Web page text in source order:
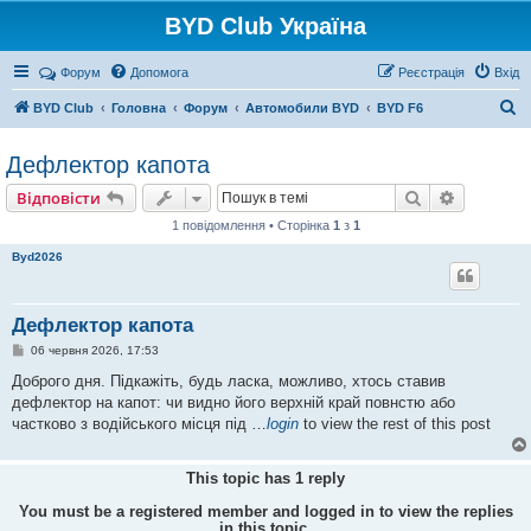
BYD Club Україна
Форум Допомога Вхід
Реєстрація
BYD Club Головна Форум Автомобили BYD BYD F6
Дефлектор капота
Відповісти
Відповісти Пошук
1 повідомлення • Сторінка 1 з 1
Byd2026
Дефлектор капота
П
в
д
о
е
я
06 червня 2026, 17:53
Доброго дня. Підкажіть, будь ласка, можливо, хтось ставив
дефлектор на капот: чи видно його верхній край повнстю або
частково з водійського місця під …login to view the rest of this post
This topic has 1 reply
You must be a registered member and logged in to view the replies